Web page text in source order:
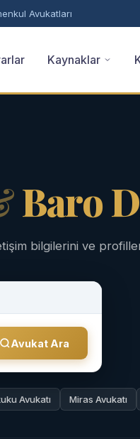
Avukatları
Kaynaklar
Baro
bilgilerini ve
Avukat Ara
Avukatı Miras Avukatı